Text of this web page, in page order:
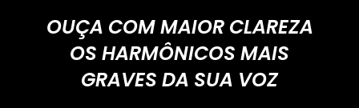
OUÇA COMMAIOR CLAREZA
OS HARMÔNICOS MAIS
GRAVES DA SUA VOZ